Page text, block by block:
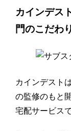
カインデス
門のこだわり
カインデスト
の監修のもと
宅配サービスで